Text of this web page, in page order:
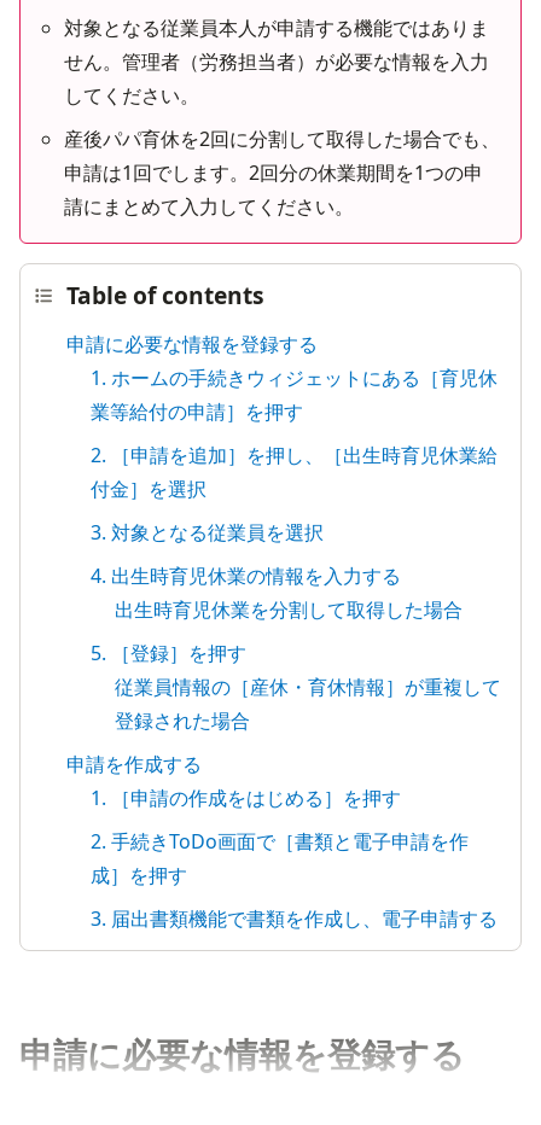
対象となる従業員本人が申請する機能ではありま
せん。管理者（労務担当者）が必要な情報を入力
してください。
産後パパ育休を2回に分割して取得した場合でも、
申請は1回でします。2回分の休業期間を1つの申
請にまとめて入力してください。
Table of contents
申請に必要な情報を登録する
1. ホームの手続きウィジェットにある［育児休
業等給付の申請］を押す
2. ［申請を追加］を押し、［出生時育児休業給
付金］を選択
3. 対象となる従業員を選択
4. 出生時育児休業の情報を入力する
出生時育児休業を分割して取得した場合
5. ［登録］を押す
従業員情報の［産休・育休情報］が重複して
登録された場合
申請を作成する
1. ［申請の作成をはじめる］を押す
2. 手続きToDo画面で［書類と電子申請を作
成］を押す
3. 届出書類機能で書類を作成し、電子申請する
申請に必要な情報を登録する